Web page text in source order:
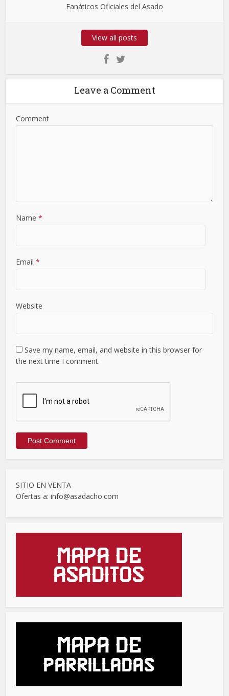
Fanáticos Oficiales del Asado
View all posts
Leave a Comment
Comment
Name *
Email *
Website
Save my name, email, and website in this browser for
the next time I comment.
SITIO EN VENTA
Ofertas a: info@asadacho.com